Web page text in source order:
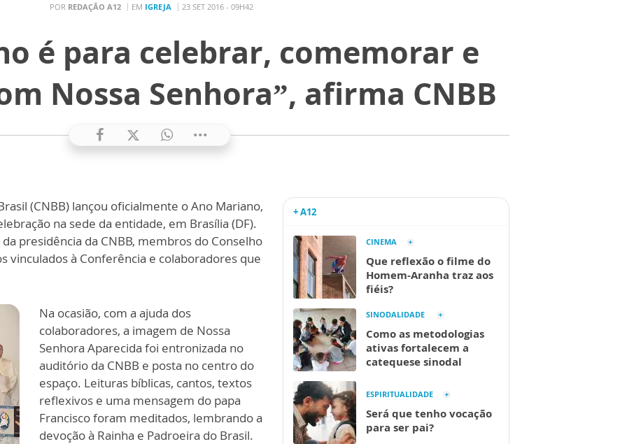
POR REDAÇÃO A12 EM IGREJA 23 SET 2016 - 09H42
é para celebrar, comemorar e
Nossa Senhora”, afirma CNBB
(CNBB) lançou oficialmente o Ano Mariano,
na sede da entidade, em Brasília (DF).
presidência da CNBB, membros do Conselho
vinculados à Conferência e colaboradores que
Na ocasião, com a ajuda dos
colaboradores, a imagem de Nossa
Senhora Aparecida foi entronizada no
auditório da CNBB e posta no centro do
espaço. Leituras bíblicas, cantos, textos
reflexivos e uma mensagem do papa
Francisco foram meditados, lembrando a
devoção à Rainha e Padroeira do Brasil.
+ A12
CINEMA
Que reflexão o filme do
Homem-Aranha traz aos
fiéis?
SINODALIDADE
Como as metodologias
ativas fortalecem a
catequese sinodal
ESPIRITUALIDADE
Será que tenho vocação
para ser pai?